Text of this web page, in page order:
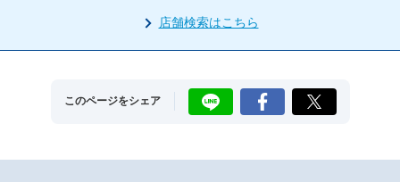
店舗検索はこちら
このページをシェア LINE Facebook X